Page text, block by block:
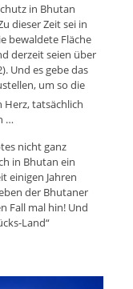
in Bhutan
dieser Zeit sei in
bewaldete Fläche
derzeit seien über
Und es gebe das
um so die
Herz, tatsächlich
…
nicht ganz
in Bhutan ein
einigen Jahren
der Bhutaner
Fall mal hin! Und
Land“